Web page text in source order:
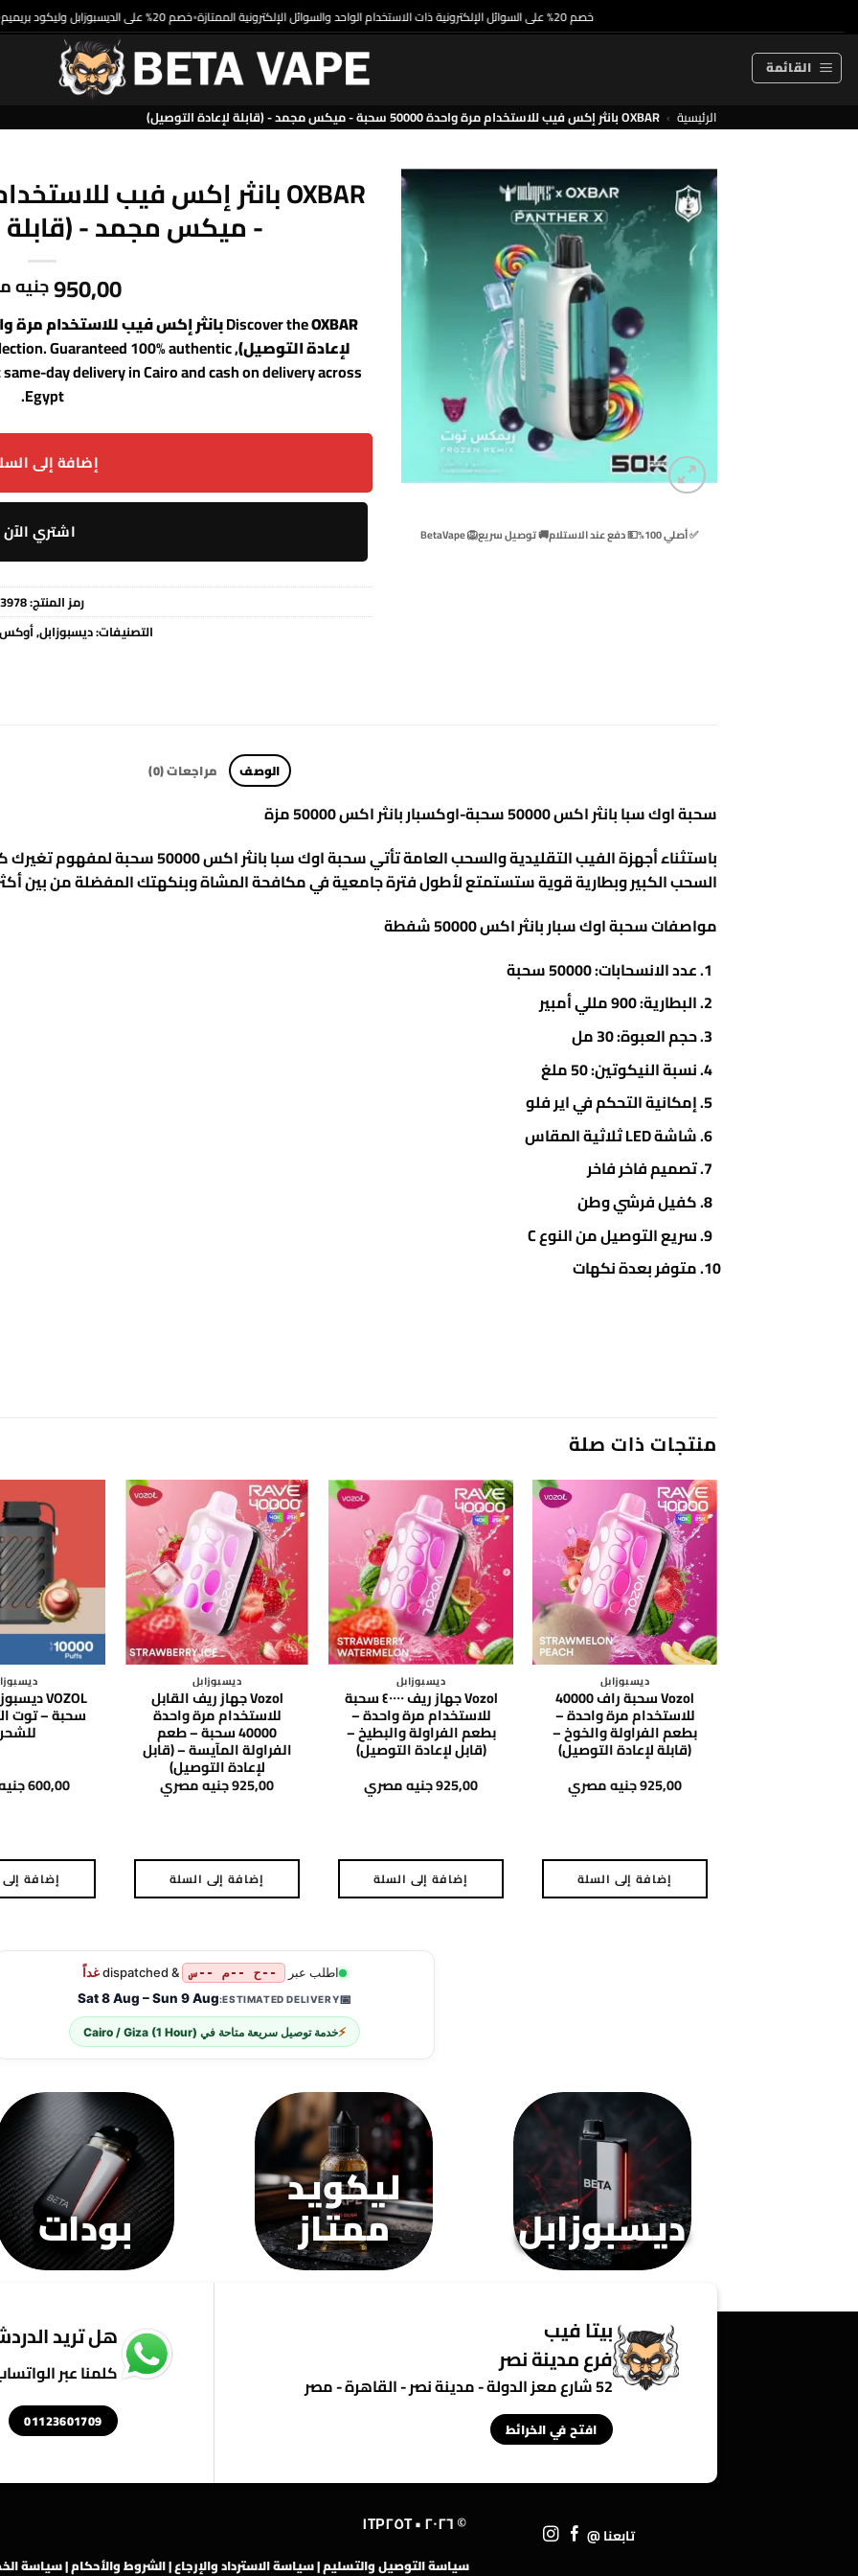
للمحتوى
خصم 20% على السوائل الإلكترونية ذات الاستخدام الواحد والسوائل الإلكترونية الممتازة •خصم 20% على الديسبوزابل وليكود بريميم
القائمة
الرئيسية › OXBAR بانثر إكس فيب للاستخدام مرة واحدة 50000 سحبة - ميكس مجمد - (قابلة لإعادة التوصيل)
✅ أصلي 100% 💵 دفع عند الاستلام🚚 توصيل سريع🦁 BetaVape
- ميكس مجمد - (قابلة
950,00جنيه
Discover the
لإعادة التوصيل) Guaranteed 100% authentic
day delivery in Cairo and cash on delivery across
Egypt.
إضافة إلى
اشتري الآن
رمز المنتج:3978
التصنيفات:ديسبوزابل,أوكس
الوصف مراجعات (0)
سحبة اوك سبا بانثر اكس 50000 سحبة-اوكسبار بانثر اكس 50000 مزة
باستثناء أجهزة الفيب التقليدية والسحب العامة
السحب الكبير وبطارية قوية ستستمتع لأطول فترة جامعية في مكافحة المشاة وبنكهتك المفضلة من بين أكثر من 10 نكهات جديدة
مواصفات سحبة اوك سبار بانثر اكس 50000 شفطة
عدد الانسحابات: 50000 سحبة
البطارية: 900 مللي أمبير
حجم العبوة: 30 مل
نسبة النيكوتين: 50 ملغ
إمكانية التحكم في اير فلو
شاشة LED ثلاثية المقاس
تصميم فاخر فاخر
كفيل فرشي وطن
سريع التوصيل من النوع C
متوفر بعدة نكهات
منتجات ذات صلة
ديسبوزابل
Vozol سحبة راف 40000
للاستخدام مرة واحدة –
بطعم الفراولة والخوخ –
(قابلة لإعادة التوصيل)
925,00جنيه مصري
إضافة إلى السلة
ديسبوزابل
Vozol جهاز ريف ٤٠٠٠٠ سحبة
للاستخدام مرة واحدة –
بطعم الفراولة والبطيخ –
(قابل لإعادة التوصيل)
925,00جنيه مصري
إضافة إلى السلة
ديسبوزابل
Vozol جهاز ريف القابل
للاستخدام مرة واحدة
40000 سحبة – طعم
الفراولة المآيسة – (قابل
لإعادة التوصيل)
925,00جنيه مصري
إضافة إلى السلة
سحبة – توت
600,00
إضافة
اطلب عبر --ح --م --س & dispatched
غداً
📅
ESTIMATED DELIVERY:
Sat 8 Aug – Sun 9 Aug
⚡خدمة توصيل سريعة متاحة في Cairo / Giza (1 Hour)
ديسبوزابل
ليكويد
ممتاز بودات
بيتا فيب
فرع مدينة نصر
52 شارع معز الدولة - مدينة نصر - القاهرة - مصر
افتح في الخرائط
هل تريد
كلمنا عبر
01123601709
تابعنا @ © ٢٠٢٦ • ١TP٢٥T
سياسة التوصيل والتسليم|سياسة الاسترداد والإرجاع|الشروط والأحكام|سياسة